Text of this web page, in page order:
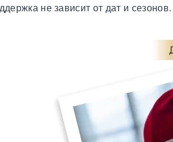
не зависит от дат и